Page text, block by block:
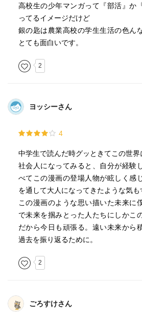
高校生の少年マンガって『部活』か
ってるイメージだけど
銀の匙は農業高校の学生生活の色ん
とても面白いです。
2
ヨッシーさん
4
中学生で読んだ時グッときてこの世界
社会人になってみると、自分が経験
べてこの漫画の登場人物が眩しく感
を通して大人になってきたような気も
この漫画のような思い描いた未来に
で未来を掴みとった人たちにしかこ
だから今日も頑張る。遠い未来から
過去を振り返るために。
2
ごろすけさん